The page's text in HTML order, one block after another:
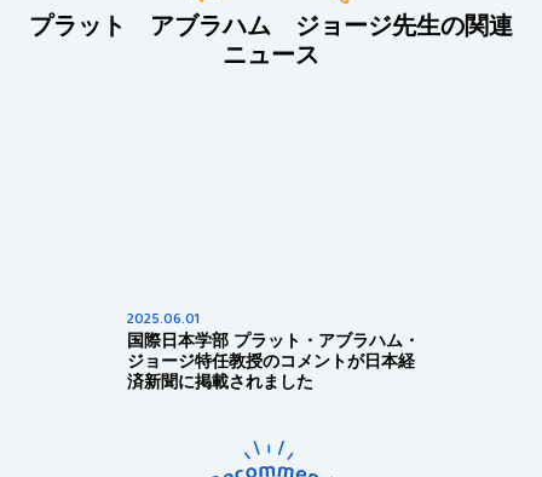
プラット アブラハム ジョージ先生の関連
ニュース
2025.06.01
国際日本学部 プラット・アブラハム・
ジョージ特任教授のコメントが日本経
済新聞に掲載されました